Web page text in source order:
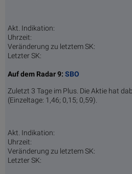
Akt. Indikation:
Uhrzeit:
Veränderung zu letztem SK:
Letzter SK:
Auf dem Radar 9: SBO
Zuletzt 3 Tage im Plus. Die Aktie hat
(Einzeltage: 1,46; 0,15; 0,59).
Akt. Indikation:
Uhrzeit:
Veränderung zu letztem SK:
Letzter SK: